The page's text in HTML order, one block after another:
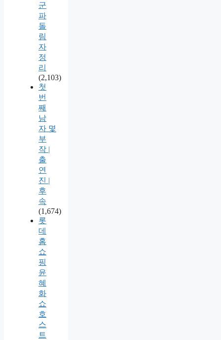
군
파
돌
림
자
정
리
(2,103)
첫
번
째
남
자 몇
부
작 |
출
연
진 |
후
속
(1,674)
롯
데
홈
쇼
핑
윤
혜
화
쇼
호
스
트